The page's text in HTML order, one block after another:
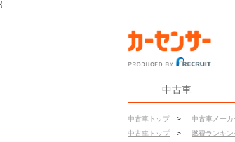
{
中古車
中古車トップ > 中古車メーカ
中古車トップ
> 燃費ランキン